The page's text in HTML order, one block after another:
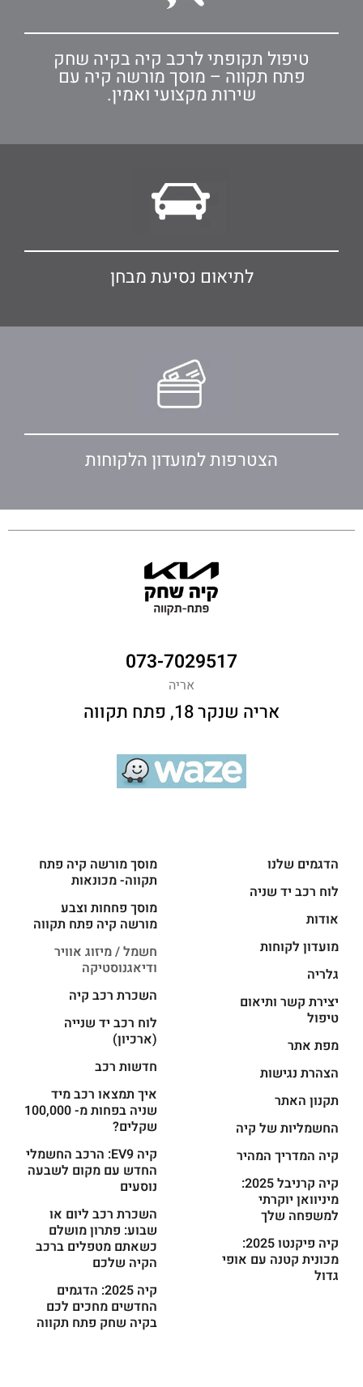
טיפול תקופתי לרכב קיה בקיה שחק
פתח תקווה – מוסך מורשה קיה עם
שירות מקצועי ואמין.
לתיאום נסיעת מבחן
הצטרפות למועדון הלקוחות
073-7029517
אריה
אריה שנקר 18, פתח תקווה
הדגמים שלנו
לוח רכב יד שניה
אודות
מועדון לקוחות
גלריה
יצירת קשר ותיאום
טיפול
מפת אתר
הצהרת נגישות
תקנון האתר
החשמליות של קיה
קיה המדריך המהיר
קיה קרניבל 2025:
מיניוואן יוקרתי
למשפחה שלך
קיה פיקנטו 2025:
מכונית קטנה עם אופי
גדול
מוסך מורשה קיה פתח
תקווה- מכונאות
מוסך פחחות וצבע
מורשה קיה פתח תקווה
חשמל / מיזוג אוויר
ודיאגנוסטיקה
השכרת רכב קיה
לוח רכב יד שנייה
(ארכיון)
חדשות רכב
איך תמצאו רכב מיד
שניה בפחות מ- 100,000
שקלים?
קיה EV9: הרכב החשמלי
החדש עם מקום לשבעה
נוסעים
השכרת רכב ליום או
שבוע: פתרון מושלם
כשאתם מטפלים ברכב
הקיה שלכם
קיה 2025: הדגמים
החדשים מחכים לכם
בקיה שחק פתח תקווה